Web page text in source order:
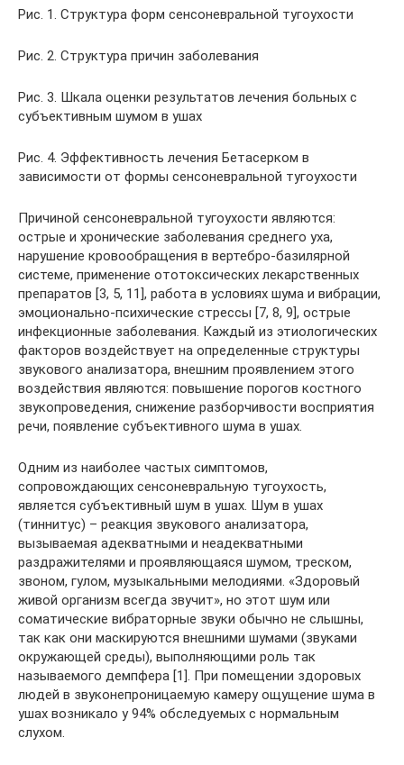
Рис. 1. Структура форм сенсоневральной тугоухости
Рис. 2. Структура причин заболевания
Рис. 3. Шкала оценки результатов лечения больных с
субъективным шумом в ушах
Рис. 4. Эффективность лечения Бетасерком в
зависимости от формы сенсоневральной тугоухости
Причиной сенсоневральной тугоухости являются:
острые и хронические заболевания среднего уха,
нарушение кровообращения в вертебро-базилярной
системе, применение ототоксических лекарственных
препаратов [3, 5, 11], работа в условиях шума и вибрации,
эмоционально-психические стрессы [7, 8, 9], острые
инфекционные заболевания. Каждый из этиологических
факторов воздействует на определенные структуры
звукового анализатора, внешним проявлением этого
воздействия являются: повышение порогов костного
звукопроведения, снижение разборчивости восприятия
речи, появление субъективного шума в ушах.
Одним из наиболее частых симптомов,
сопровождающих сенсоневральную тугоухость,
является субъективный шум в ушах. Шум в ушах
(тиннитус) – реакция звукового анализатора,
вызываемая адекватными и неадекватными
раздражителями и проявляющаяся шумом, треском,
звоном, гулом, музыкальными мелодиями. «Здоровый
живой организм всегда звучит», но этот шум или
соматические вибраторные звуки обычно не слышны,
так как они маскируются внешними шумами (звуками
окружающей среды), выполняющими роль так
называемого демпфера [1]. При помещении здоровых
людей в звуконепроницаемую камеру ощущение шума в
ушах возникало у 94% обследуемых с нормальным
слухом.